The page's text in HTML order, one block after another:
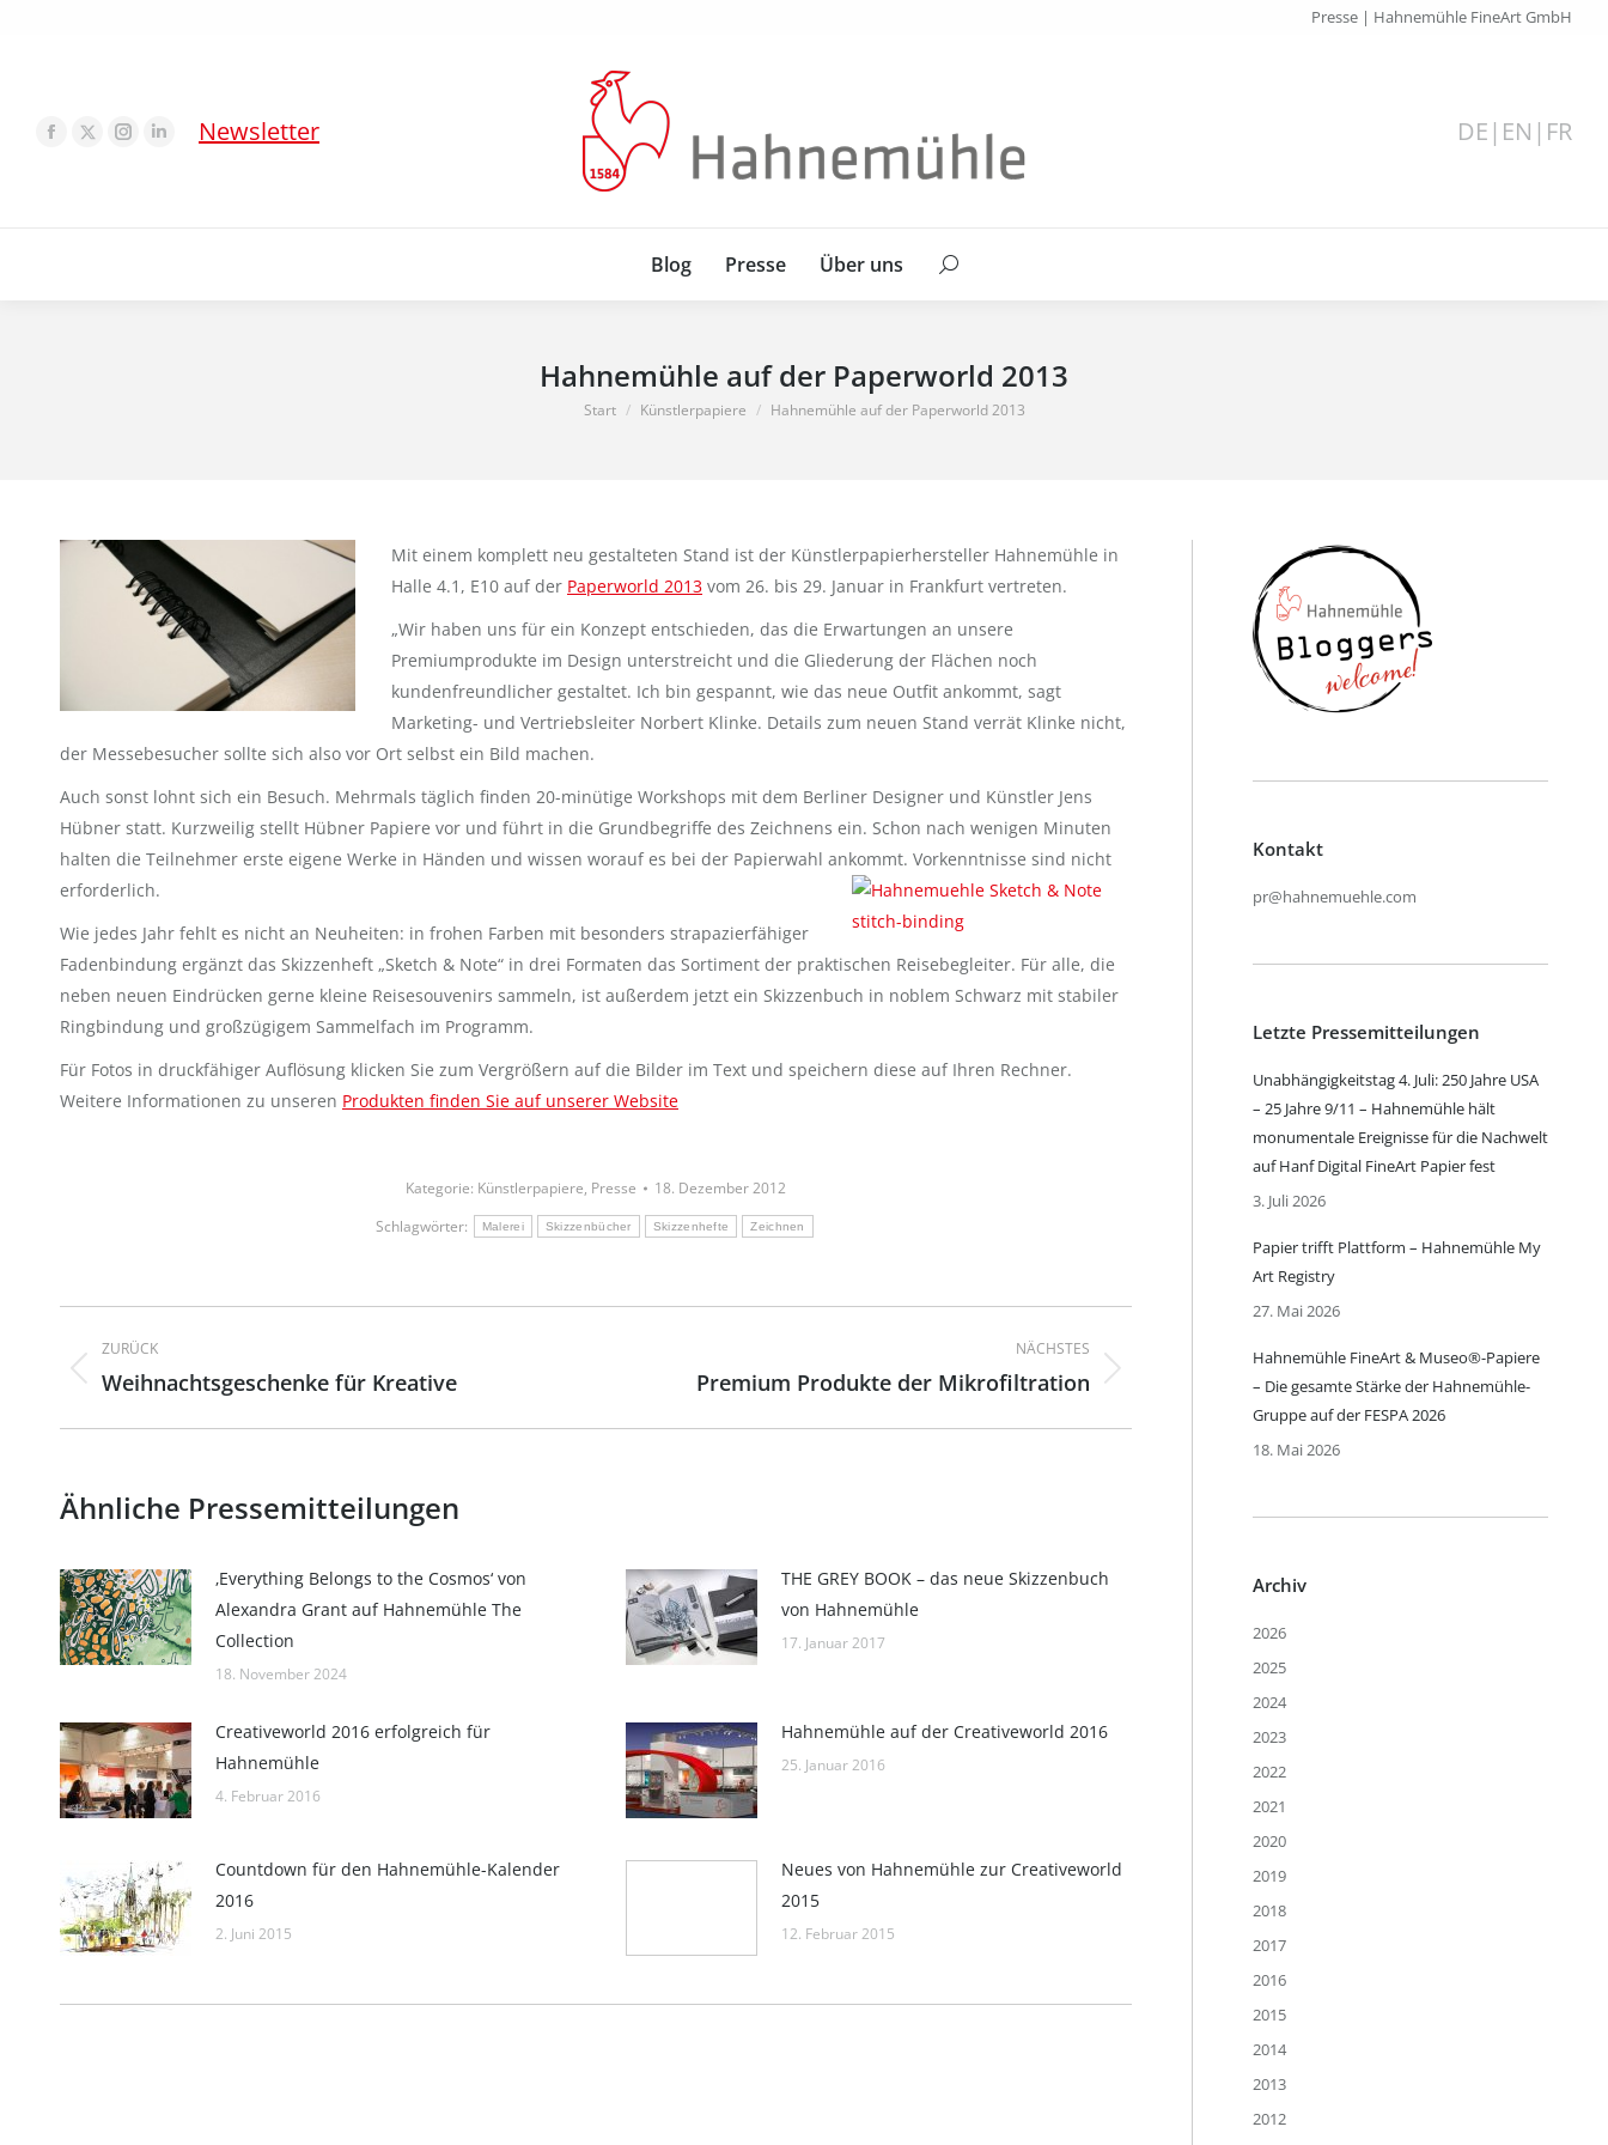
Presse | Hahnemühle FineArt GmbH
Newsletter DE | EN | FR
Blog Presse Über uns Search:
Hahnemühle auf der Paperworld 2013
Sie befinden sich hier:
Start Künstlerpapiere Hahnemühle auf der Paperworld 2013
Mit einem komplett neu gestalteten Stand ist der Künstlerpapierhersteller Hahnemühle in
Halle 4.1, E10 auf der Paperworld 2013 vom 26. bis 29. Januar in Frankfurt vertreten.
„Wir haben uns für ein Konzept entschieden, das die Erwartungen an unsere
Premiumprodukte im Design unterstreicht und die Gliederung der Flächen noch
kundenfreundlicher gestaltet. Ich bin gespannt, wie das neue Outfit ankommt, sagt
Marketing- und Vertriebsleiter Norbert Klinke. Details zum neuen Stand verrät Klinke nicht,
der Messebesucher sollte sich also vor Ort selbst ein Bild machen.
Auch sonst lohnt sich ein Besuch. Mehrmals täglich finden 20-minütige Workshops mit dem Berliner Designer und Künstler Jens
Hübner statt. Kurzweilig stellt Hübner Papiere vor und führt in die Grundbegriffe des Zeichnens ein. Schon nach wenigen Minuten
halten die Teilnehmer erste eigene Werke in Händen und wissen worauf es bei der Papierwahl ankommt. Vorkenntnisse sind nicht
erforderlich.
Wie jedes Jahr fehlt es nicht an Neuheiten: in frohen Farben mit besonders strapazierfähiger
Fadenbindung ergänzt das Skizzenheft „Sketch & Note“ in drei Formaten das Sortiment der praktischen Reisebegleiter. Für alle, die
neben neuen Eindrücken gerne kleine Reisesouvenirs sammeln, ist außerdem jetzt ein Skizzenbuch in noblem Schwarz mit stabiler
Ringbindung und großzügigem Sammelfach im Programm.
Für Fotos in druckfähiger Auflösung klicken Sie zum Vergrößern auf die Bilder im Text und speichern diese auf Ihren Rechner.
Weitere Informationen zu unseren Produkten finden Sie auf unserer Website
Kategorie: Künstlerpapiere, Presse
18. Dezember 2012
Schlagwörter:
Malerei Skizzenbücher Skizzenhefte Zeichnen
Kommentarnavigation
ZURÜCK
Vorheriger
Weihnachtsgeschenke für Kreative
NÄCHSTES
NächsterPremium Produkte der Mikrofiltration
Ähnliche Pressemitteilungen
‚Everything Belongs to the Cosmos‘ von
Alexandra Grant auf Hahnemühle The
Collection
18. November 2024
THE GREY BOOK – das neue Skizzenbuch
von Hahnemühle
17. Januar 2017
Creativeworld 2016 erfolgreich für
Hahnemühle
4. Februar 2016
Hahnemühle auf der Creativeworld 2016
25. Januar 2016
Countdown für den Hahnemühle-Kalender
2016
2. Juni 2015
Neues von Hahnemühle zur Creativeworld
2015
12. Februar 2015
Kontakt
pr@hahnemuehle.com
Letzte Pressemitteilungen
Unabhängigkeitstag 4. Juli: 250 Jahre USA
– 25 Jahre 9/11 – Hahnemühle hält
monumentale Ereignisse für die Nachwelt
auf Hanf Digital FineArt Papier fest
3. Juli 2026
Papier trifft Plattform – Hahnemühle My
Art Registry
27. Mai 2026
Hahnemühle FineArt & Museo®-Papiere
– Die gesamte Stärke der Hahnemühle-
Gruppe auf der FESPA 2026
18. Mai 2026
Archiv
2026
2025
2024
2023
2022
2021
2020
2019
2018
2017
2016
2015
2014
2013
2012